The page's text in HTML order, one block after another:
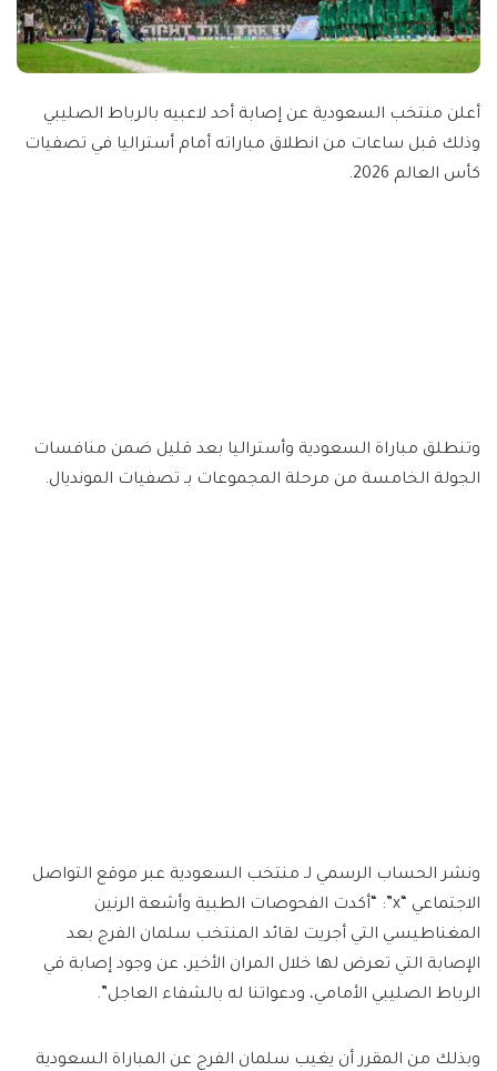
أعلن منتخب السعودية عن إصابة أحد لاعبيه بالرباط الصليبي
وذلك قبل ساعات من انطلاق مباراته أمام أستراليا في تصفيات
كأس العالم 2026.
وتنطلق مباراة السعودية وأستراليا بعد قليل ضمن منافسات
الجولة الخامسة من مرحلة المجموعات بـ تصفيات المونديال.
ونشر الحساب الرسمي لـ منتخب السعودية عبر موقع التواصل
الاجتماعي “x”: “أكدت الفحوصات الطبية وأشعة الرنين
المغناطيسي التي أجريت لقائد المنتخب سلمان الفرج بعد
الإصابة التي تعرض لها خلال المران الأخير، عن وجود إصابة في
الرباط الصليبي الأمامي، ودعواتنا له بالشفاء العاجل”.
وبذلك من المقرر أن يغيب سلمان الفرج عن المباراة السعودية